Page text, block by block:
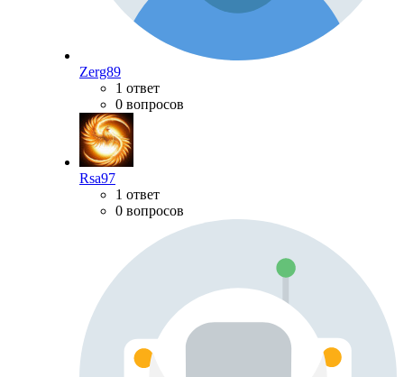
Zerg89
1 ответ
0 вопросов
Rsa97
1 ответ
0 вопросов